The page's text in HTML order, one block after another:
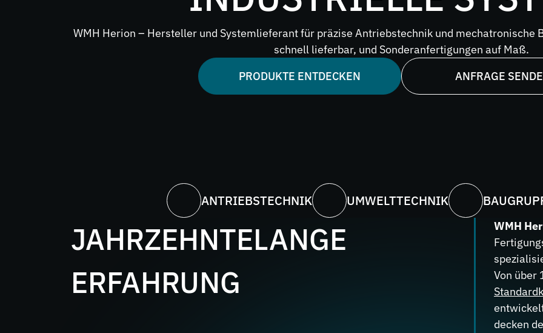
WMH Herion – Hersteller und Systemlieferant für präzise Antriebstechnik und mechatronische
schnell lieferbar, und Sonderanfertigungen auf Maß.
PRODUKTE ENTDECKEN
ANFRAGE
ANTRIEBS­TECHNIK UMWELTTECHNIK
JAHRZEHNTELANGE
ERFAHRUNG
WMH
Von
decken